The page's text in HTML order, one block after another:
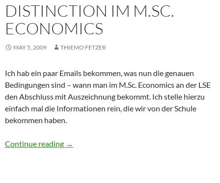
DISTINCTION IM M.SC.
ECONOMICS
MAY 5, 2009 THIEMO FETZER
Ich hab ein paar Emails bekommen, was nun die genauen
Bedingungen sind – wann man im M.Sc. Economics an der LSE
den Abschluss mit Auszeichnung bekommt. Ich stelle hierzu
einfach mal die Informationen rein, die wir von der Schule
bekommen haben.
Continue reading Distinction im M.Sc. Economics
→